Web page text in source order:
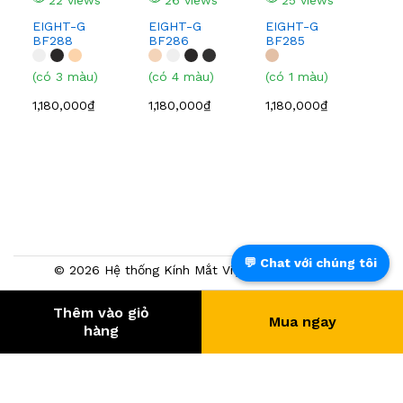
EIGHT-G
BF288
(có 3 màu)
1,180,000₫
EIGHT-G
BF286
(có 4 màu)
1,180,000₫
EIGHT-G
BF285
(có 1 màu)
1,180,000₫
💬 Chat với chúng tôi
© 2026 Hệ thống Kính Mắt Việt Tín. Powered by
389.536 - KHÁCH HÀNG
Thêm vào giỏ
hàng
Mua ngay